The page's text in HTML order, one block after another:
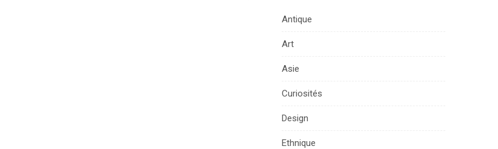
Antique
Art
Asie
Curiosités
Design
Ethnique